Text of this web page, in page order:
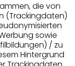
die von
(Trackingdaten)
sowie
/ zu
Hintergrund